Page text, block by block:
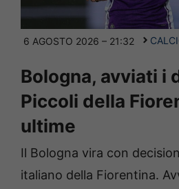
6 AGOSTO 2026 – 21:32
Bologna, avviati i
Piccoli della
ultime
Il Bologna vira con
italiano della Fiorentina.